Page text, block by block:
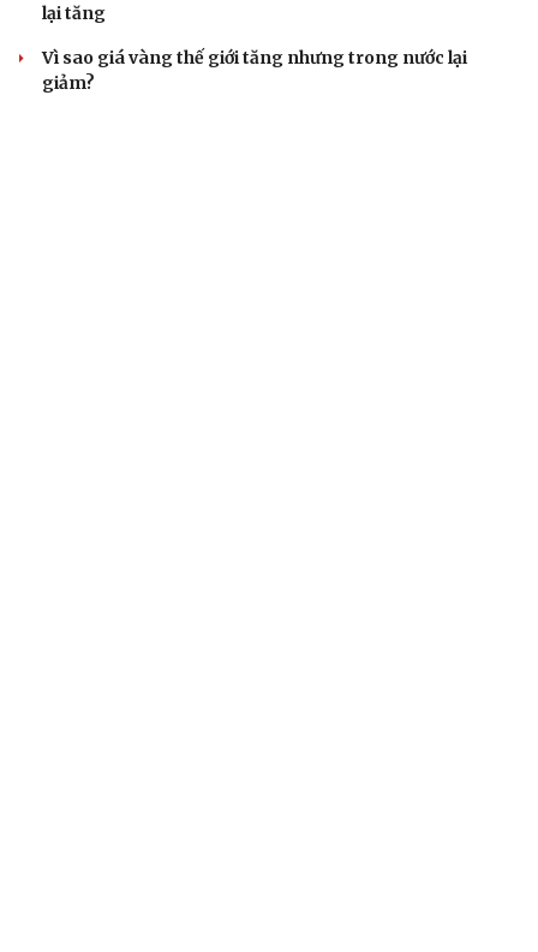
lại tăng
Vì sao giá vàng thế giới tăng nhưng trong nước lại
giảm?